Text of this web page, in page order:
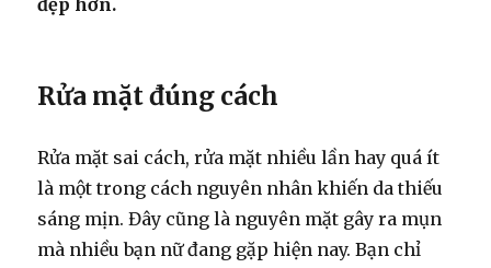
đẹp hơn.
Rửa mặt đúng cách
Rửa mặt sai cách, rửa mặt nhiều lần hay quá ít
là một trong cách nguyên nhân khiến da thiếu
sáng mịn. Đây cũng là nguyên mặt gây ra mụn
mà nhiều bạn nữ đang gặp hiện nay. Bạn chỉ